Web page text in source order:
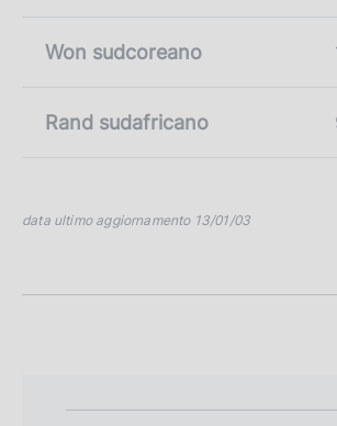
Won sudcoreano
Rand sudafricano
data ultimo aggiornamento 13/01/03